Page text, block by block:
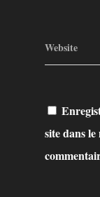
Website
site dans